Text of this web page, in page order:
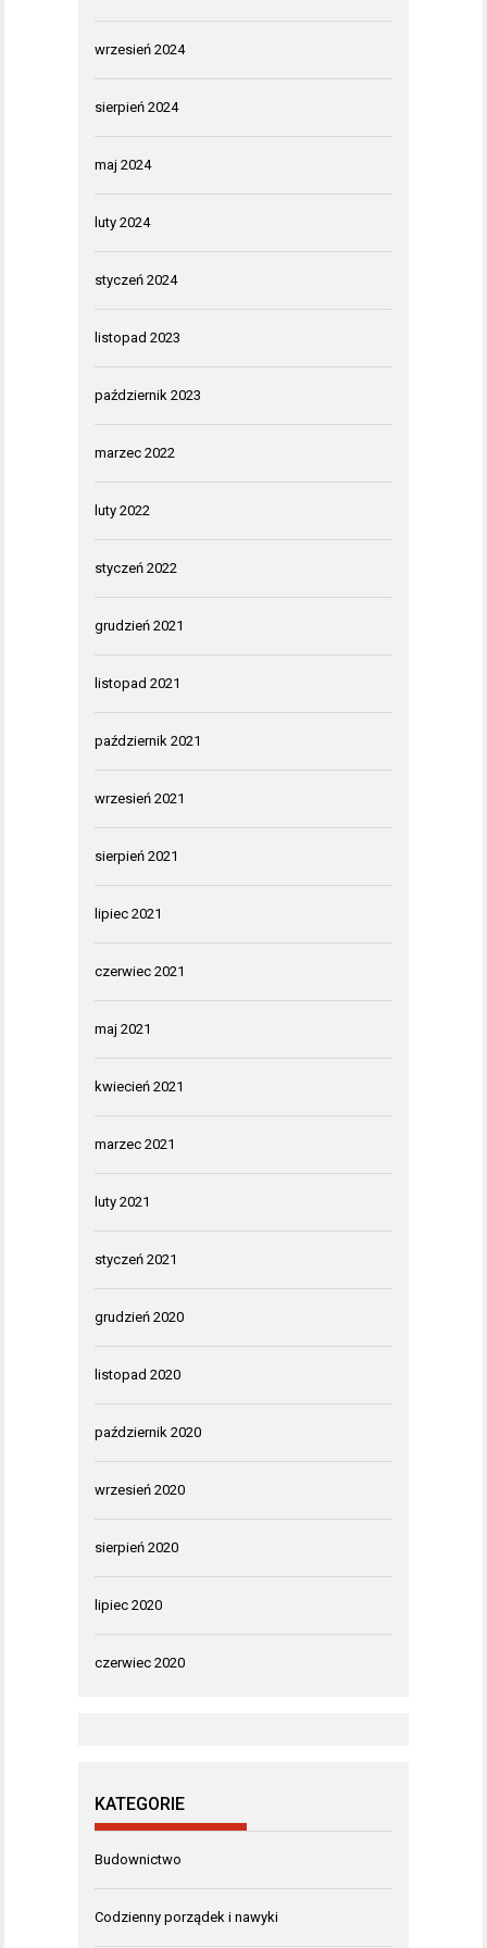
wrzesień 2024
sierpień 2024
maj 2024
luty 2024
styczeń 2024
listopad 2023
październik 2023
marzec 2022
luty 2022
styczeń 2022
grudzień 2021
listopad 2021
październik 2021
wrzesień 2021
sierpień 2021
lipiec 2021
czerwiec 2021
maj 2021
kwiecień 2021
marzec 2021
luty 2021
styczeń 2021
grudzień 2020
listopad 2020
październik 2020
wrzesień 2020
sierpień 2020
lipiec 2020
czerwiec 2020
KATEGORIE
Budownictwo
Codzienny porządek i nawyki